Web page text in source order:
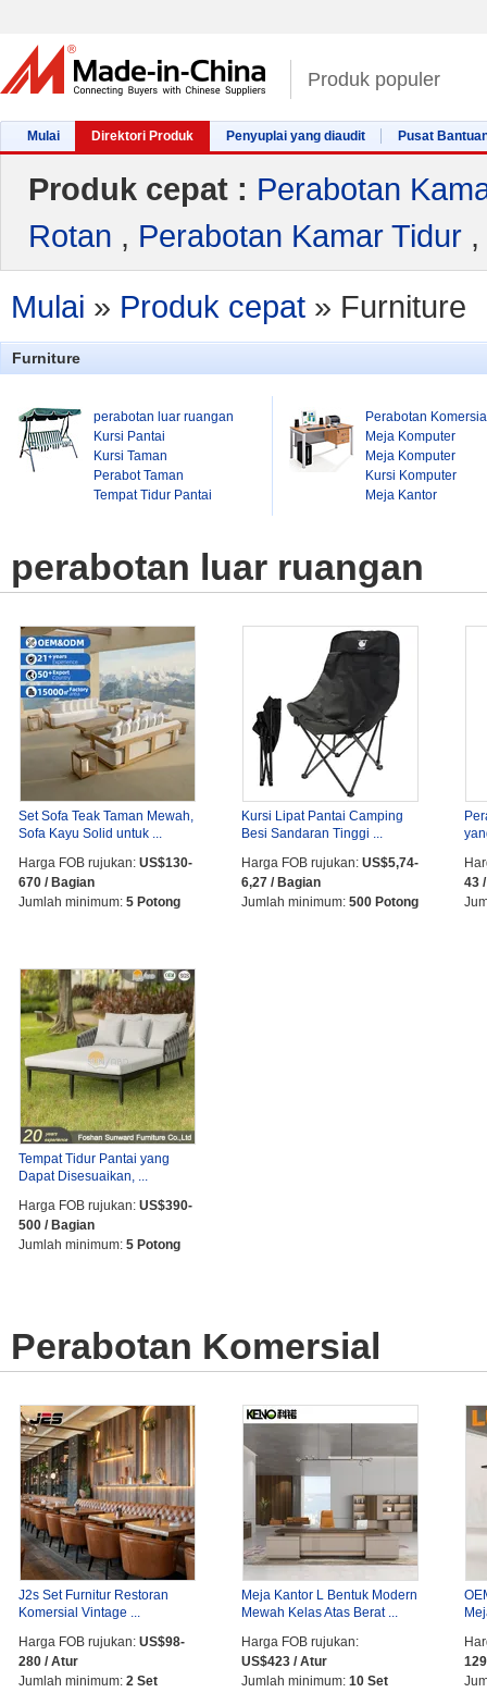
Produk populer
Mulai Direktori Produk Penyuplai yang diaudit Pusat
Produk cepat : Perabotan
Rotan , Perabotan Kamar Tidur ,
Mulai » Produk cepat » Furniture
Furniture
perabotan luar ruangan
Kursi Pantai
Kursi Taman
Perabot Taman
Tempat Tidur Pantai
Perabotan
Meja Komputer
Meja Komputer
Kursi Komputer
Meja Kantor
perabotan luar ruangan
Set Sofa Teak Taman Mewah,
Sofa Kayu Solid untuk ...
Harga FOB rujukan: US$130-
670 / Bagian
Jumlah minimum: 5 Potong
Kursi Lipat Pantai Camping
Besi Sandaran Tinggi ...
Harga FOB rujukan: US$5,74-
6,27 / Bagian
Jumlah minimum: 500 Potong
43
Tempat Tidur Pantai yang
Dapat Disesuaikan, ...
Harga FOB rujukan: US$390-
500 / Bagian
Jumlah minimum: 5 Potong
Perabotan Komersial
J2s Set Furnitur Restoran
Komersial Vintage ...
Harga FOB rujukan: US$98-
280 / Atur
Jumlah minimum: 2 Set
Meja Kantor L Bentuk Modern
Mewah Kelas Atas Berat ...
Harga FOB rujukan:
US$423 / Atur
Jumlah minimum: 10 Set